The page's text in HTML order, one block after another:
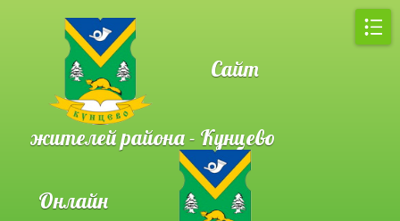
Сайт
жителей района - Кунцево
Онлайн